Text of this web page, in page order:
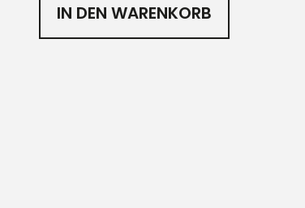
IN DEN WARENKORB